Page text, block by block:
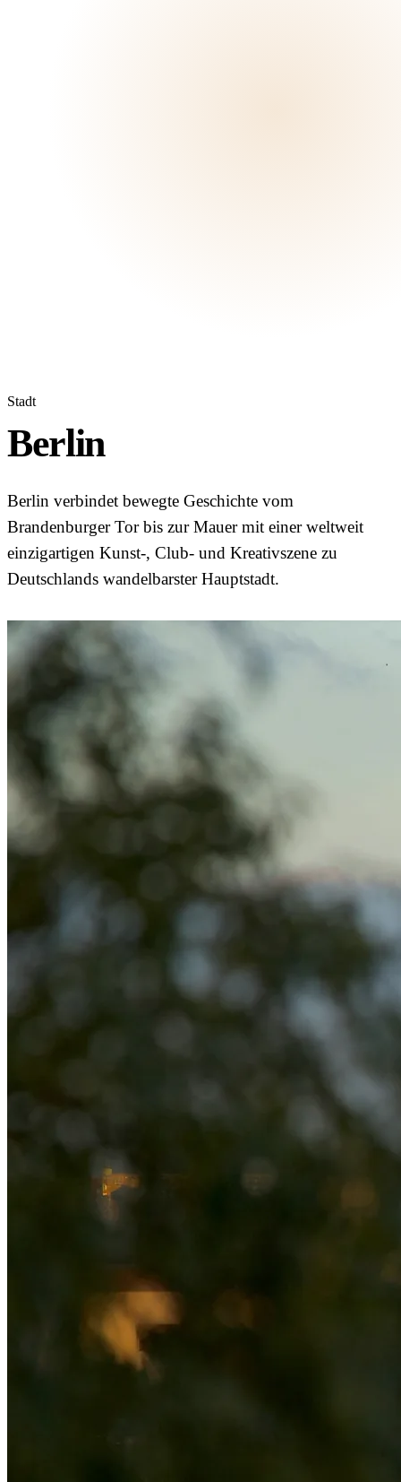
Stadt
Berlin
Berlin verbindet bewegte Geschichte vom
Brandenburger Tor bis zur Mauer mit einer weltweit
einzigartigen Kunst-, Club- und Kreativszene zu
Deutschlands wandelbarster Hauptstadt.